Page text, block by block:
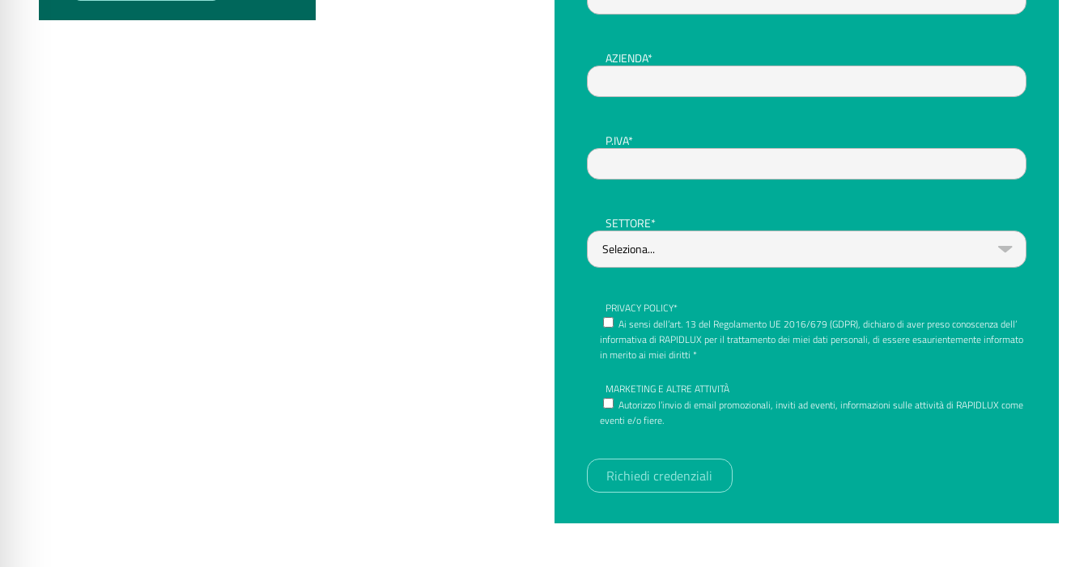
AZIENDA*
P.IVA*
SETTORE*
PRIVACY POLICY*
Ai sensi dell’art. 13 del Regolamento UE 2016/679 (GDPR), dichiaro di aver preso conoscenza dell’
informativa di RAPIDLUX per il trattamento dei miei dati personali, di essere esaurientemente informato
in merito ai miei diritti *
MARKETING E ALTRE ATTIVITÀ
Autorizzo l’invio di email promozionali, inviti ad eventi, informazioni sulle attività di RAPIDLUX come
eventi e/o fiere.